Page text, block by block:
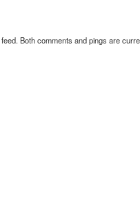
feed. Both comments and pings are